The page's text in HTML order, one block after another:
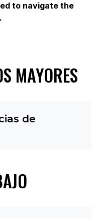
to navigate the
MAYORES
de